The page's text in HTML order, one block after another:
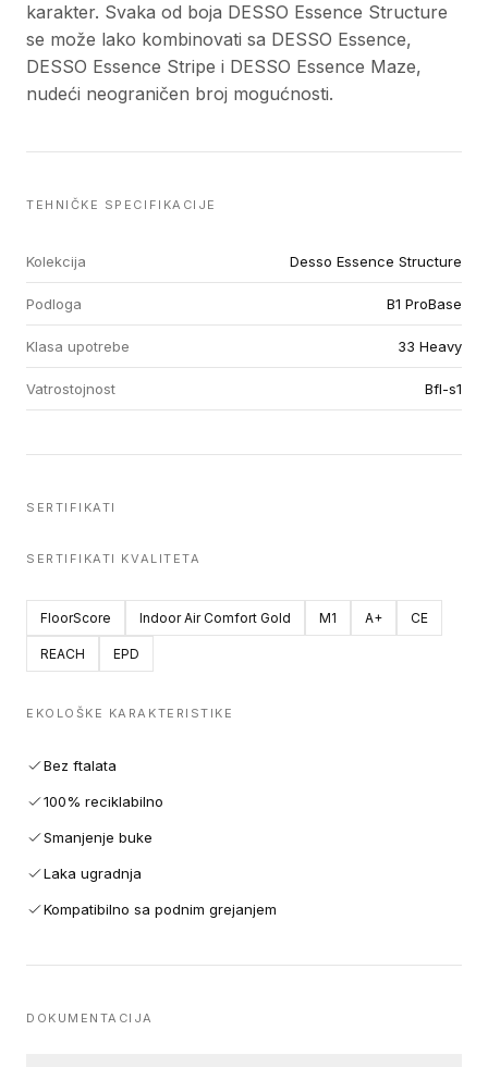
karakter. Svaka od boja DESSO Essence Structure
se može lako kombinovati sa DESSO Essence,
DESSO Essence Stripe i DESSO Essence Maze,
nudeći neograničen broj mogućnosti.
TEHNIČKE SPECIFIKACIJE
Kolekcija Desso Essence Structure
Podloga B1 ProBase
Klasa upotrebe 33 Heavy
Vatrostojnost Bfl-s1
SERTIFIKATI
SERTIFIKATI KVALITETA
FloorScore Indoor Air Comfort Gold M1 A+ CE
REACH EPD
EKOLOŠKE KARAKTERISTIKE
Bez ftalata
100% reciklabilno
Smanjenje buke
Laka ugradnja
Kompatibilno sa podnim grejanjem
DOKUMENTACIJA